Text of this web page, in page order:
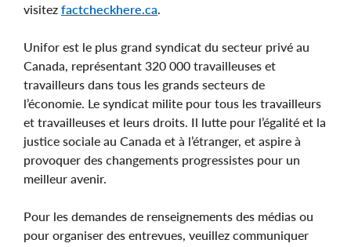
visitez factcheckhere.ca
Unifor est le plus grand syndicat du secteur privé au
Canada, représentant 320 000 travailleuses et
travailleurs dans tous les grands secteurs de
l’économie. Le syndicat milite pour tous les travailleurs
et travailleuses et leurs droits. Il lutte pour l’égalité et la
justice sociale au Canada et à l’étranger, et aspire à
provoquer des changements progressistes pour un
meilleur avenir.
Pour les demandes de renseignements des médias ou
pour organiser des entrevues, veuillez communiquer